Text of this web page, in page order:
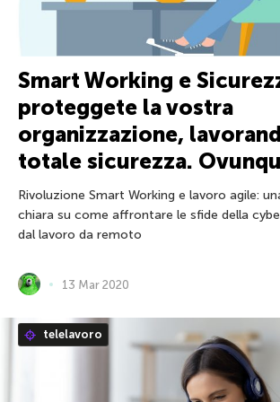
Smart Working e
proteggete la vostra
organizzazione,
totale sicurezza.
Rivoluzione Smart Working e lavoro agile:
chiara su come affrontare le sfide della
dal lavoro da remoto
13 Mar 2020
telelavoro